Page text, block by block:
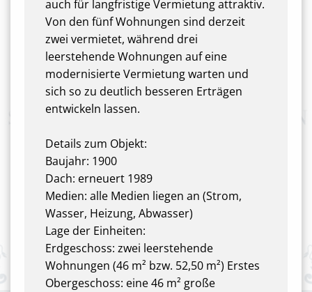
auch für langfristige Vermietung attraktiv.
Von den fünf Wohnungen sind derzeit
zwei vermietet, während drei
leerstehende Wohnungen auf eine
modernisierte Vermietung warten und
sich so zu deutlich besseren Erträgen
entwickeln lassen.
Details zum Objekt:
Baujahr: 1900
Dach: erneuert 1989
Medien: alle Medien liegen an (Strom,
Wasser, Heizung, Abwasser)
Lage der Einheiten:
Erdgeschoss: zwei leerstehende
Wohnungen (46 m² bzw. 52,50 m²) Erstes
Obergeschoss: eine 46 m² große